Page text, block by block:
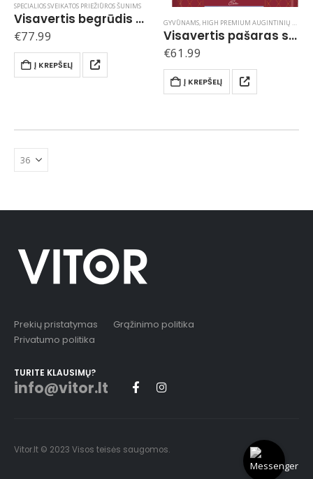
SPECIALIOS SVEIKATOS PRIEŽIŪROS ŠUNIMS
Visavertis begrūdis hipoalerginis pašaras jauniems šunims JUNIOR HYPOALLERGENIC / 10 kg
€77.99
Į KREPŠELĮ
GYVŪNAMS, HIGH PREMIUM AUGINTINIŲ MAISTAS DELCON / BELGIJA
Visavertis pašaras suaugusiems šunims turintiems padidėjusį svorį LIGHT / 12 kg
€61.99
Į KREPŠELĮ
Prekių pristatymas
Grąžinimo politika
Privatumo politika
TURITE KLAUSIMŲ?
info@vitor.lt
Vitor.lt © 2023 Visos teisės saugomos.